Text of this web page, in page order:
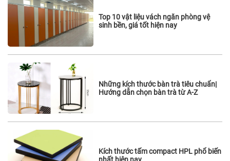
Top 10 vật liệu vách ngăn phòng vệ
sinh bền, giá tốt hiện nay
Những kích thước bàn trà tiêu chuẩn|
Hướng dẫn chọn bàn trà từ A-Z
Kích thước tấm compact HPL phổ biến